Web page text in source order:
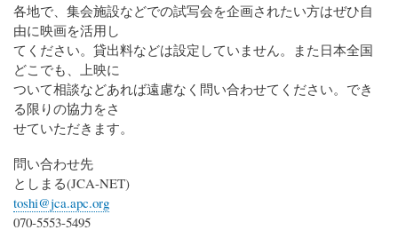
各地で、集会施設などでの試写会を企画されたい方はぜひ自
由に映画を活用し
てください。貸出料などは設定していません。また日本全国
どこでも、上映に
ついて相談などあれば遠慮なく問い合わせてください。でき
る限りの協力をさ
せていただきます。
問い合わせ先
としまる(JCA-NET)
toshi@jca.apc.org
070-5553-5495